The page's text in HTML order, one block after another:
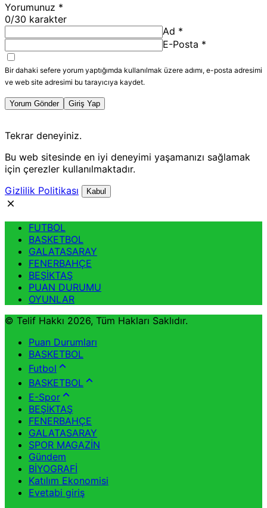
Yorumunuz *
0/30 karakter
Ad *
E-Posta *
Bir dahaki sefere yorum yaptığımda kullanılmak üzere adımı, e-posta adresimi
ve web site adresimi bu tarayıcıya kaydet.
Yorum Gönder Giriş Yap
Tekrar deneyiniz.
Bu web sitesinde en iyi deneyimi yaşamanızı sağlamak
için çerezler kullanılmaktadır.
Gizlilik Politikası
Kabul
FUTBOL
BASKETBOL
GALATASARAY
FENERBAHÇE
BEŞİKTAŞ
PUAN DURUMU
OYUNLAR
© Telif Hakkı 2026, Tüm Hakları Saklıdır.
Puan Durumları
BASKETBOL
Futbol
BASKETBOL
E-Spor
BEŞİKTAŞ
FENERBAHÇE
GALATASARAY
SPOR MAGAZİN
Gündem
BİYOGRAFİ
Katılım Ekonomisi
Evetabi giriş